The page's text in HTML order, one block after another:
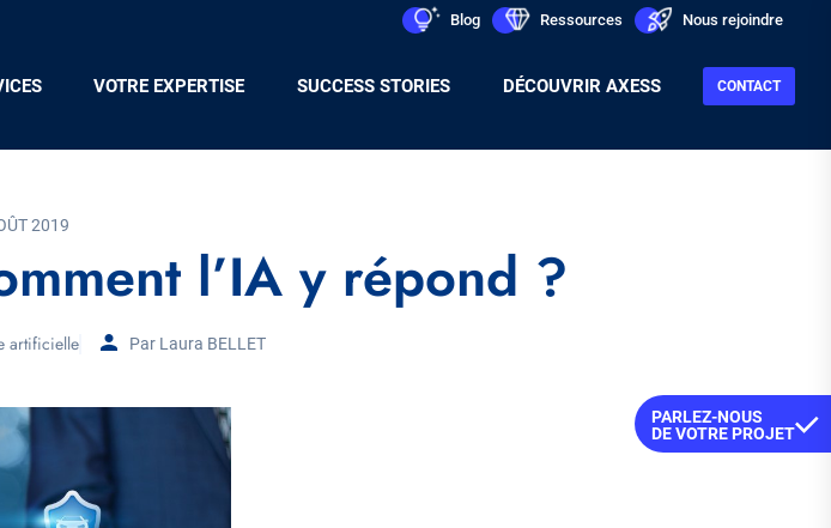
Blog
icon Ressources
icon Nous rejoindre
icon
VOTRE EXPERTISE SUCCESS STORIES DÉCOUVRIR AXESS CONTACT
2019
l’IA y répond ?
artificielle Par Laura BELLET
PARLEZ-NOUS
DE VOTRE PROJET